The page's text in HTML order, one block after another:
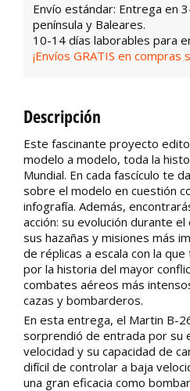
Envío estándar: Entrega en
península y Baleares.
10-14 días laborables para
¡Envíos GRATIS en compras
Descripción
Este fascinante proyecto
modelo a modelo, toda la
Mundial. En cada fascículo te
sobre el modelo en cuestión
infografía. Además,
acción: su evolución durante
sus hazañas y misiones más
de réplicas a escala con la
por la historia del mayor
combates aéreos más
cazas y bombarderos.
En esta entrega, el Martin B-
sorprendió de entrada por su
velocidad y su capacidad de
difícil de controlar a baja
una gran eficacia como